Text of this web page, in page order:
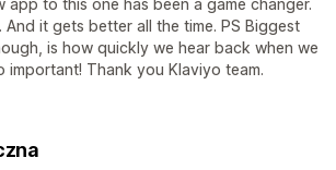
app to this one has been a game changer.
And it gets better all the time. PS Biggest
is how quickly we hear back when we
important! Thank you Klaviyo team.